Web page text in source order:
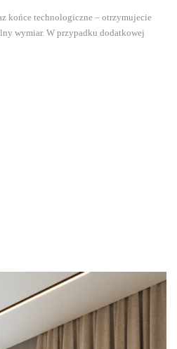
końce technologiczne – otrzymujecie
wymiar. W przypadku dodatkowej